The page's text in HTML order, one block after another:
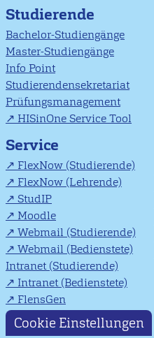
Studierende
Bachelor-Studiengänge
Master-Studiengänge
Info Point
Studierendensekretariat
Prüfungsmanagement
HISinOne Service Tool
Service
FlexNow (Studierende)
FlexNow (Lehrende)
StudIP
Moodle
Webmail (Studierende)
Webmail (Bedienstete)
Intranet (Studierende)
Intranet (Bedienstete)
FlensGen
Cookie Einstellungen